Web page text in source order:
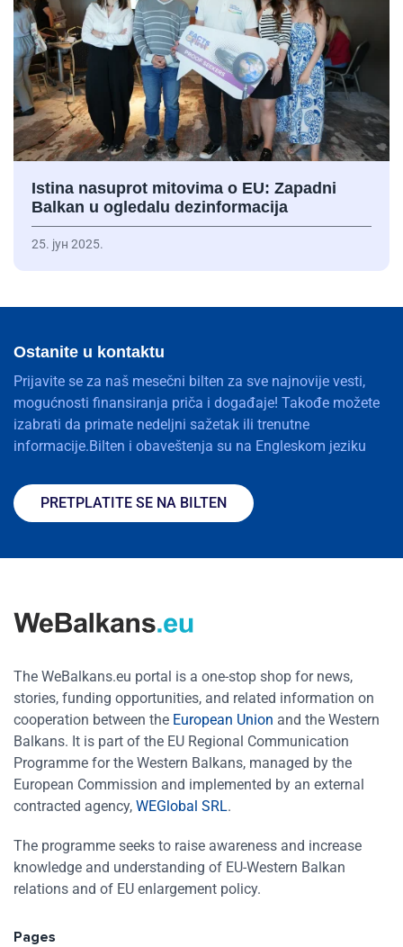
Istina nasuprot mitovima o EU: Zapadni
Balkan u ogledalu dezinformacija
25. јун 2025.
Ostanite u kontaktu
Prijavite se za naš mesečni bilten za sve najnovije vesti,
mogućnosti finansiranja priča i događaje! Takođe možete
izabrati da primate nedeljni sažetak ili trenutne
informacije.Bilten i obaveštenja su na Engleskom jeziku
PRETPLATITE SE NA BILTEN
The WeBalkans.eu portal is a one-stop shop for news,
stories, funding opportunities, and related information on
cooperation between the European Union and the Western
Balkans. It is part of the EU Regional Communication
Programme for the Western Balkans, managed by the
European Commission and implemented by an external
contracted agency, WEGlobal SRL.
The programme seeks to raise awareness and increase
knowledge and understanding of EU-Western Balkan
relations and of EU enlargement policy.
Pages